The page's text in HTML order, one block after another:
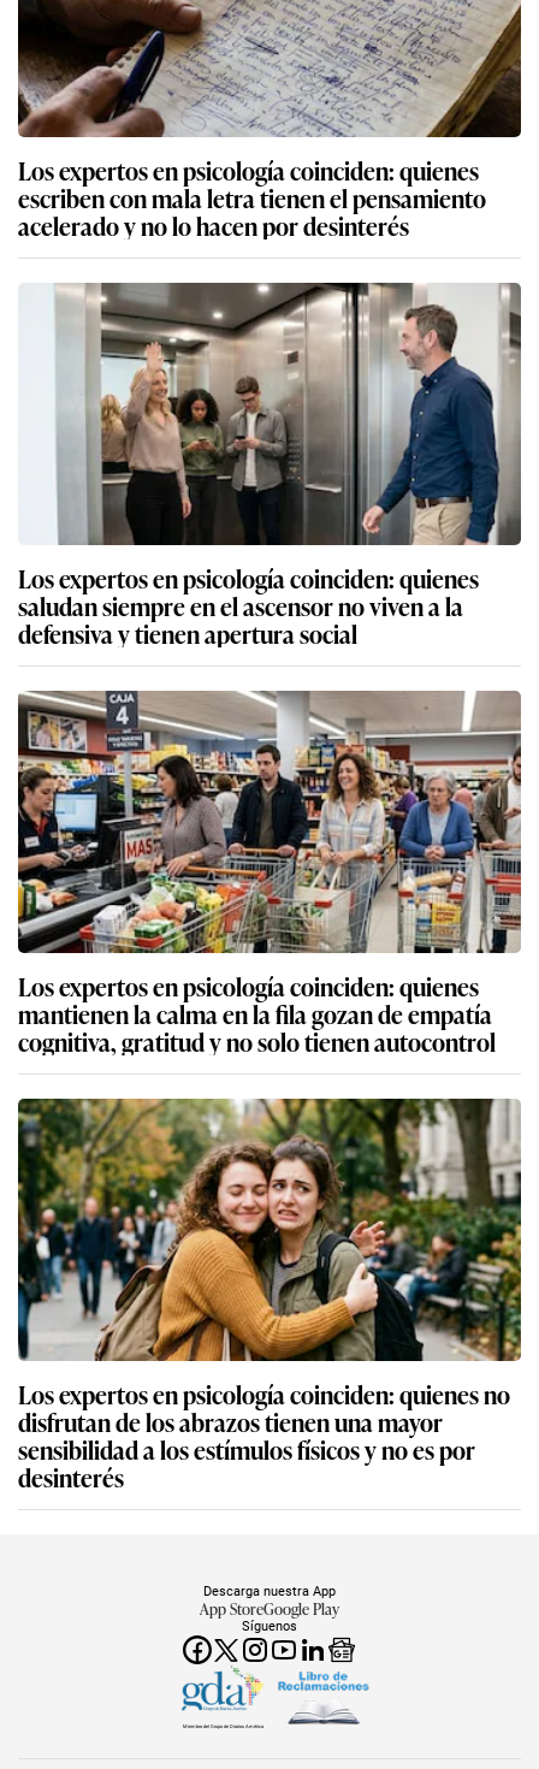
Los expertos en psicología coinciden: quienes
escriben con mala letra tienen el pensamiento
acelerado y no lo hacen por desinterés
Los expertos en psicología coinciden: quienes
saludan siempre en el ascensor no viven a la
defensiva y tienen apertura social
Los expertos en psicología coinciden: quienes
mantienen la calma en la fila gozan de empatía
cognitiva, gratitud y no solo tienen autocontrol
Los expertos en psicología coinciden: quienes no
disfrutan de los abrazos tienen una mayor
sensibilidad a los estímulos físicos y no es por
desinterés
Síguenos
Descarga nuestra App
App StoreGoogle Play
Miembro del Grupo de Diarios América